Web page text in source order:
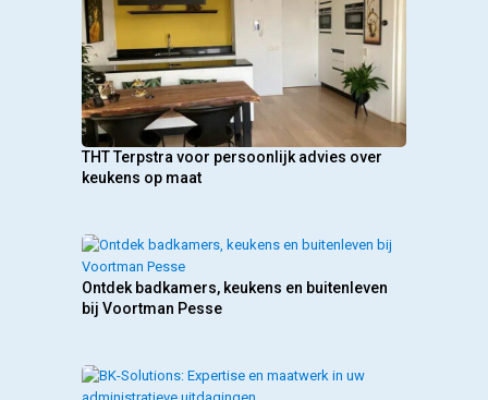
THT Terpstra voor persoonlijk advies over
keukens op maat
Ontdek badkamers, keukens en buitenleven
bij Voortman Pesse